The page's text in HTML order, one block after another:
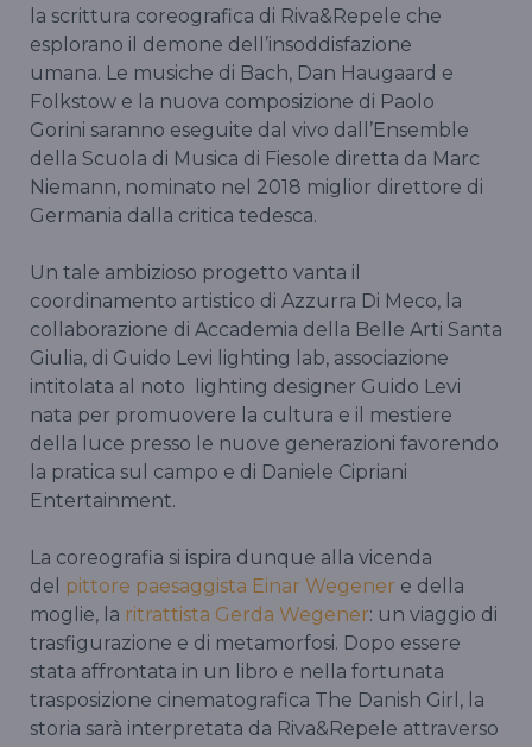
la scrittura coreografica di Riva&Repele che
esplorano il demone dell’insoddisfazione
umana. Le musiche di Bach, Dan Haugaard e
Folkstow e la nuova composizione di Paolo
Gorini saranno eseguite dal vivo dall’Ensemble
della Scuola di Musica di Fiesole diretta da Marc
Niemann, nominato nel 2018 miglior direttore di
Germania dalla critica tedesca.
Un tale ambizioso progetto vanta il
coordinamento artistico di Azzurra Di Meco, la
collaborazione di Accademia della Belle Arti Santa
Giulia, di Guido Levi lighting lab, associazione
intitolata al noto lighting designer Guido Levi
nata per promuovere la cultura e il mestiere
della luce presso le nuove generazioni favorendo
la pratica sul campo e di Daniele Cipriani
Entertainment.
La coreografia si ispira dunque alla vicenda
del pittore paesaggista Einar Wegener e della
moglie, la ritrattista Gerda Wegener: un viaggio di
trasfigurazione e di metamorfosi. Dopo essere
stata affrontata in un libro e nella fortunata
trasposizione cinematografica The Danish Girl, la
storia sarà interpretata da Riva&Repele attraverso